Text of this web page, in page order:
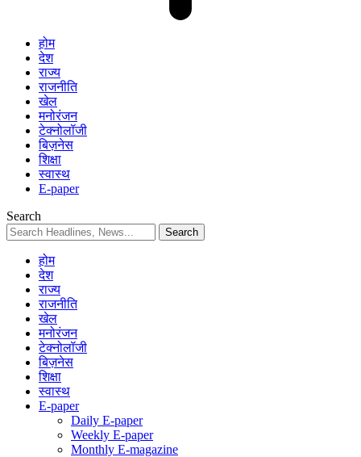
होम
देश
राज्य
राजनीति
खेल
मनोरंजन
टेक्नोलॉजी
बिज़नेस
शिक्षा
स्वास्थ
E-paper
Search
होम
देश
राज्य
राजनीति
खेल
मनोरंजन
टेक्नोलॉजी
बिज़नेस
शिक्षा
स्वास्थ
E-paper
Daily E-paper
Weekly E-paper
Monthly E-magazine